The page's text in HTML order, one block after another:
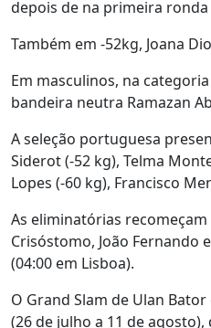
depois de na primeira ronda
Também em -52kg, Joana
Em masculinos, na
bandeira neutra Ramazan
A seleção portuguesa
Siderot (-52 kg), Telma
Lopes (-60 kg), Francisco
As eliminatórias recomeçam
Crisóstomo, João Fernando
(04:00 em Lisboa).
O Grand Slam de Ulan
(26 de julho a 11 de